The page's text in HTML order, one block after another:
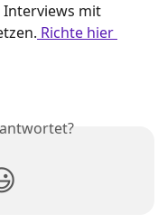
Interviews mit
Richte hier